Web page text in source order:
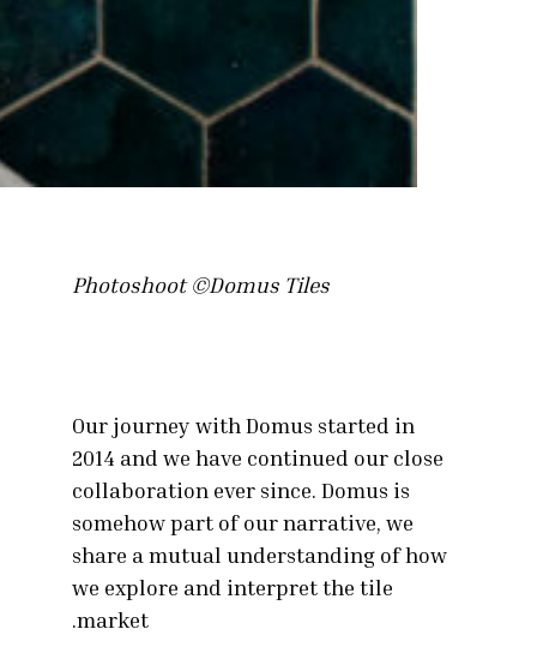
Photoshoot ©Domus Tiles
Our journey with Domus started in
2014 and we have continued our close
collaboration ever since. Domus is
somehow part of our narrative, we
share a mutual understanding of how
we explore and interpret the tile
market.